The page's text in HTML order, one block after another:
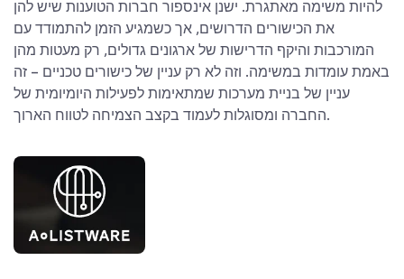
להיות משימה מאתגרת. ישנן אינספור חברות הטוענות שיש להן
את הכישורים הדרושים, אך כשמגיע הזמן להתמודד עם
המורכבות והיקף הדרישות של ארגונים גדולים, רק מעטות מהן
באמת עומדות במשימה. וזה לא רק עניין של כישורים טכניים – זה
עניין של בניית מערכות שמתאימות לפעילות היומיומית של
החברה ומסוגלות לעמוד בקצב הצמיחה לטווח הארוך.